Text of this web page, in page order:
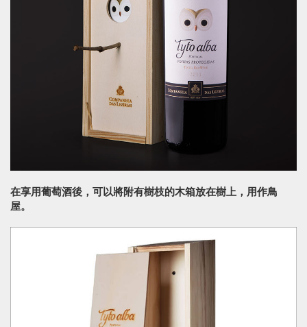
在享用葡萄酒後，可以將附有樹枝的木箱放在樹上，用作鳥
屋。